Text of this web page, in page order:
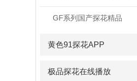
GF系列国产探花精品
黄色91探花APP
极品探花在线播放